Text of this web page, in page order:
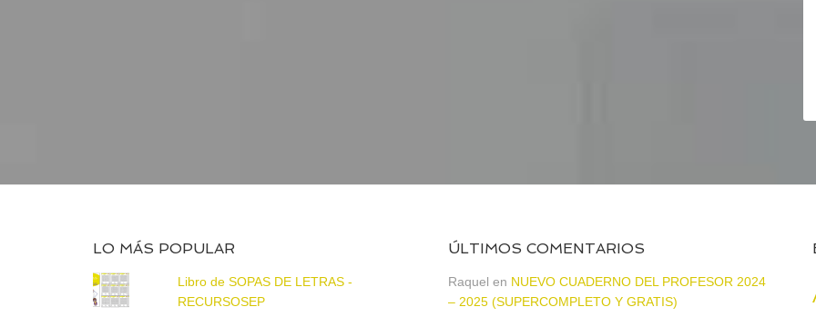
LO MÁS POPULAR
Libro de SOPAS DE LETRAS -
RECURSOSEP
ÚLTIMOS COMENTARIOS
Raquel en NUEVO CUADERNO DEL PROFESOR 2024
– 2025 (SUPERCOMPLETO Y GRATIS)